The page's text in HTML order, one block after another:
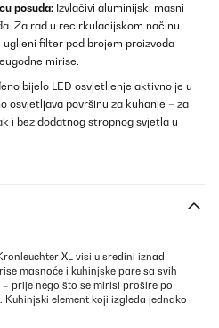
posuđa: Izvlačivi aluminijski masni
Za rad u recirkulacijskom načinu
filter pod brojem proizvoda
mirise.
bijelo LED osvjetljenje aktivno je u
osvjetljava površinu za kuhanje – za
i bez dodatnog stropnog svjetla u
XL visi u sredini iznad
masnoće i kuhinjske pare sa svih
– prije nego što se mirisi prošire po
. Kuhinjski element koji izgleda jednako